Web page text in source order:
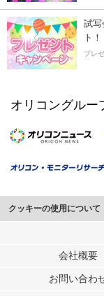
試写
ト！
プレ
オリコングルー
クッキーの使用について
このサイトでは Cookie
行っています。
メディアや広告配信、
各パートナーは、この
会社概要
お問い合わ